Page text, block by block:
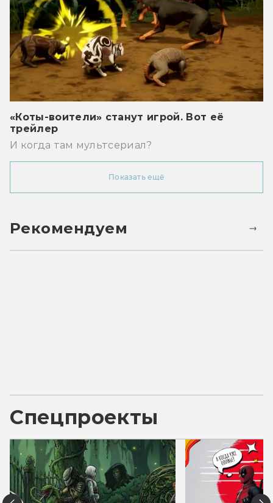
«Коты-воители» станут игрой. Вот её
трейлер
И когда там мультсериал?
Показать ещё
Рекомендуем
Спецпроекты